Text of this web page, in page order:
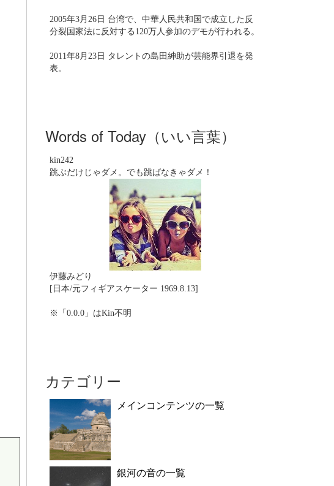
2005年3月26日 台湾で、中華人民共和国で成立した反
分裂国家法に反対する120万人参加のデモが行われる。
2011年8月23日 タレントの島田紳助が芸能界引退を発
表。
Words of Today（いい言葉）
kin242
跳ぶだけじゃダメ。でも跳ばなきゃダメ！
伊藤みどり
[日本/元フィギアスケーター 1969.8.13]
※「0.0.0」はKin不明
カテゴリー
メインコンテンツの一覧
銀河の音の一覧